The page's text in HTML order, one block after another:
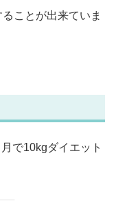
ことが出来ていま
で10kgダイエット